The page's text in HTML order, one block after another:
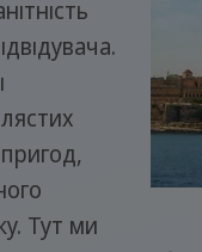
Тут ми